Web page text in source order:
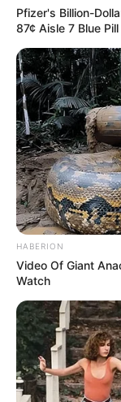
Hier werden
Pfizer's Billion-
87¢ Aisle 7 Blue Pill
HABERION
Video Of Giant
Watch